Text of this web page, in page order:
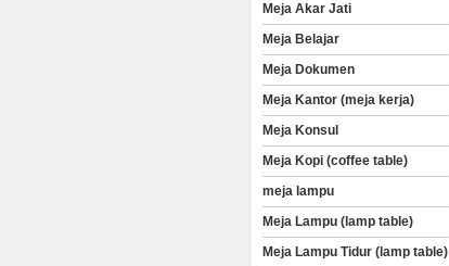
Meja Akar Jati
Meja Belajar
Meja Dokumen
Meja Kantor (meja kerja)
Meja Konsul
Meja Kopi (coffee table)
meja lampu
Meja Lampu (lamp table)
Meja Lampu Tidur (lamp table)